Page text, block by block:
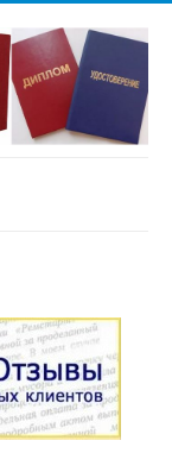
любой
на нашем